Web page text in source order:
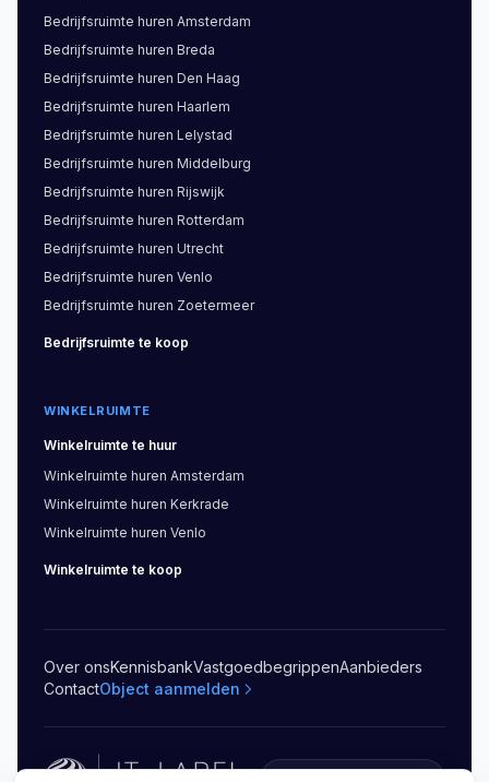
Bedrijfsruimte huren Amsterdam
Bedrijfsruimte huren Breda
Bedrijfsruimte huren Den Haag
Bedrijfsruimte huren Haarlem
Bedrijfsruimte huren Lelystad
Bedrijfsruimte huren Middelburg
Bedrijfsruimte huren Rijswijk
Bedrijfsruimte huren Rotterdam
Bedrijfsruimte huren Utrecht
Bedrijfsruimte huren Venlo
Bedrijfsruimte huren Zoetermeer
Bedrijfsruimte te koop
WINKELRUIMTE
Winkelruimte te huur
Winkelruimte huren Amsterdam
Winkelruimte huren Kerkrade
Winkelruimte huren Venlo
Winkelruimte te koop
Over onsKennisbankVastgoedbegrippenAanbieders
ContactObject aanmelden